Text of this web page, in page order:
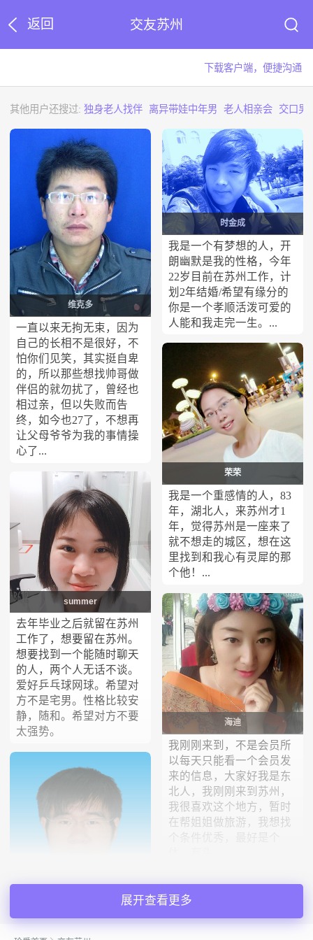
返回 交友苏州
下载客户端，便捷沟通
其他用户还搜过:独身老人找伴 离异带娃中年男 老人相亲会 交口男
维克多
一直以来无拘无束，因为
自己的长相不是很好，不
怕你们见笑，其实挺自卑
的，所以那些想找帅哥做
伴侣的就勿扰了，曾经也
相过亲，但以失败而告
终，如今也27了，不想再
让父母爷爷为我的事情操
心了...
summer
去年毕业之后就留在苏州
工作了，想要留在苏州。
想要找到一个能随时聊天
的人，两个人无话不谈。
爱好乒乓球网球。希望对
方不是宅男。性格比较安
静，随和。希望对方不要
太强势。
时金成
我是一个有梦想的人，开
朗幽默是我的性格，今年
22岁目前在苏州工作，计
划2年结婚/希望有缘分的
你是一个孝顺活泼可爱的
人能和我走完一生。...
荣荣
我是一个重感情的人，83
年，湖北人，来苏州才1
年，觉得苏州是一座来了
就不想走的城区，想在这
里找到和我心有灵犀的那
个他！...
海迪
我刚刚来到，不是会员所
以每天只能看一个会员发
来的信息，大家好我是东
北人，我刚刚来到苏州，
我很喜欢这个地方，暂时
在帮姐姐做旅游，我想找
展开查看更多